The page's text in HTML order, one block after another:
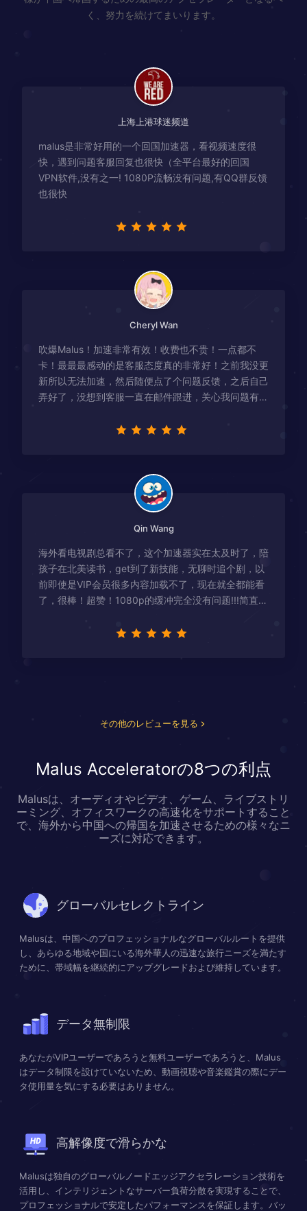
く、努力を続けてまいります。
上海上港球迷频道
malus是非常好用的一个回国加速器，看视频速度很
快，遇到问题客服回复也很快（全平台最好的回国
VPN软件,没有之一! 1080P流畅没有问题,有QQ群反馈
也很快
Cheryl Wan
吹爆Malus！加速非常有效！收费也不贵！一点都不
卡！最最最感动的是客服态度真的非常好！之前我没更
新所以无法加速，然后随便点了个问题反馈，之后自己
弄好了，没想到客服一直在邮件跟进，关心我问题有没
Qin Wang
海外看电视剧总看不了，这个加速器实在太及时了，陪
孩子在北美读书，get到了新技能，无聊时追个剧，以
前即使是VIP会员很多内容加载不了，现在就全都能看
了，很棒！超赞！1080p的缓冲完全没有问题!!!简直救
その他のレビューを見る
Malus Acceleratorの8つの利点
Malusは、オーディオやビデオ、ゲーム、ライブストリ
ーミング、オフィスワークの高速化をサポートすること
で、海外から中国への帰国を加速させるための様々なニ
ーズに対応できます。
グローバルセレクトライン
Malusは、中国へのプロフェッショナルなグローバルルートを提供
し、あらゆる地域や国にいる海外華人の迅速な旅行ニーズを満たす
ために、帯域幅を継続的にアップグレードおよび維持しています。
データ無制限
あなたがVIPユーザーであろうと無料ユーザーであろうと、Malus
はデータ制限を設けていないため、動画視聴や音楽鑑賞の際にデー
タ使用量を気にする必要はありません。
高解像度で滑らかな
Malusは独自のグローバルノードエッジアクセラレーション技術を
活用し、インテリジェントなサーバー負荷分散を実現することで、
プロフェッショナルで安定したパフォーマンスを保証します。バッ